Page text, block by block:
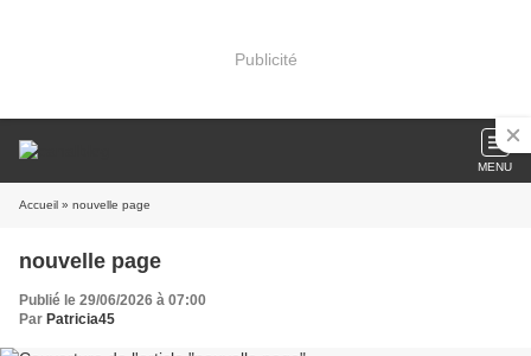
Publicité
MENU
Accueil » nouvelle page
nouvelle page
Publié le 29/06/2026 à 07:00
Par Patricia45